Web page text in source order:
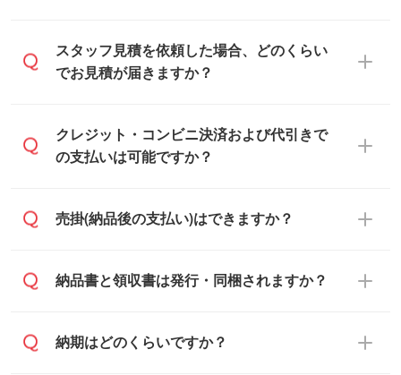
可能です。見積・注文フォームにて『ゲス
トのまま進む』ボタンからお進みのうえ、
スタッフ見積を依頼した場合、どのくらい
でお見積が届きますか？
通常、翌営業日までにお送りしておりま
す。混雑状況によっては、お時間をいただ
翌営業日以降のご連絡となります。
クレジット・コンビニ決済および代引きで
の支払いは可能ですか？
銀行振込のみのご対応となります。
売掛(納品後の支払い)はできますか？
基本的には先入金をお願いしております
に対応可能です。
納品書と領収書は発行・同梱されますか？
納品書・領収書は ご依頼をいただいた場合
納期はどのくらいですか？